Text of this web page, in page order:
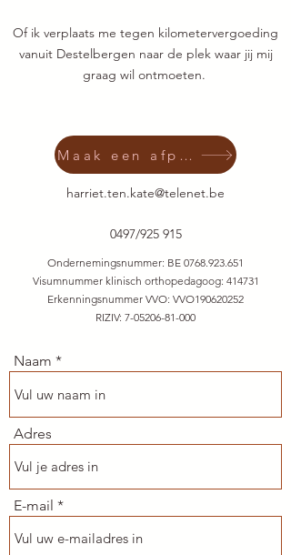
Of ik verplaats me tegen kilometervergoeding
vanuit Destelbergen naar de plek waar jij mij
graag wil ontmoeten.
Maak een afpraak
harriet.ten.kate@telenet.be
0497/925 915
Ondernemingsnummer: BE 0768.923.651
Visumnummer klinisch orthopedagoog: 414731
Erkenningsnummer VVO: VVO190620252
RIZIV: 7-05206-81-000
Naam
Adres
E-mail